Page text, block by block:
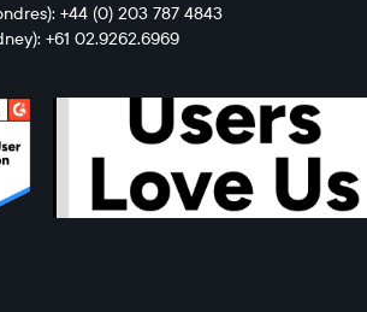
+44 (0) 203 787 4843
+61 02.9262.6969